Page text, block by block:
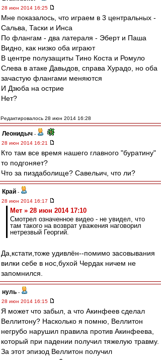
28 июн 2014 16:25
Мне показалось, что играем в 3 центральных -
Сальва, Таски и Инса
По флангам - два латераля - Эберт и Паша
Видно, как низко оба играют
В центре полузащиты Тино Коста и Ромуло
Слева в атаке Давыдов, справа Хурадо, но оба
зачастую флангами меняются
И Дзюба на острие
Нет?
Редактировалось 28 июн 2014 16:28
Леонидыч -
28 июн 2014 16:21
Кто там все время нашего главного "буратину"
то подгоняет?
Что за пиздаболище? Савельич, что ли?
Край -
28 июн 2014 16:17
Мет » 28 июн 2014 17:10
Смотрел означенное видео - не увидел, что
там такого на возврат уважения наговорил
нетрезвый Георгий.
Да,кстати,тоже удивлён--помимо засовывания
вилки себе в нос,бухой Чердак ничем не
запомнился.
нуль -
28 июн 2014 16:15
Я может что забыл, а что Акинфеев сделал
Веллитону? Насколько я помню, Веллитон
негрубо нарушил правила против Акинфеева,
который при падении получил тяжелую травму.
За этот эпизод Веллитон получил